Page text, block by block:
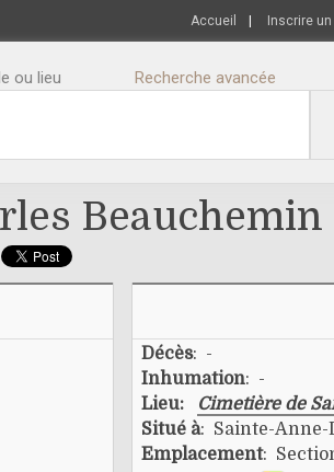
Accueil Inscrire
ou lieu Recherche avancée
Beauchemin
Décès: -
Inhumation: -
Lieu:
Cimetière de
Situé à: Sainte-Anne-
Emplacement: